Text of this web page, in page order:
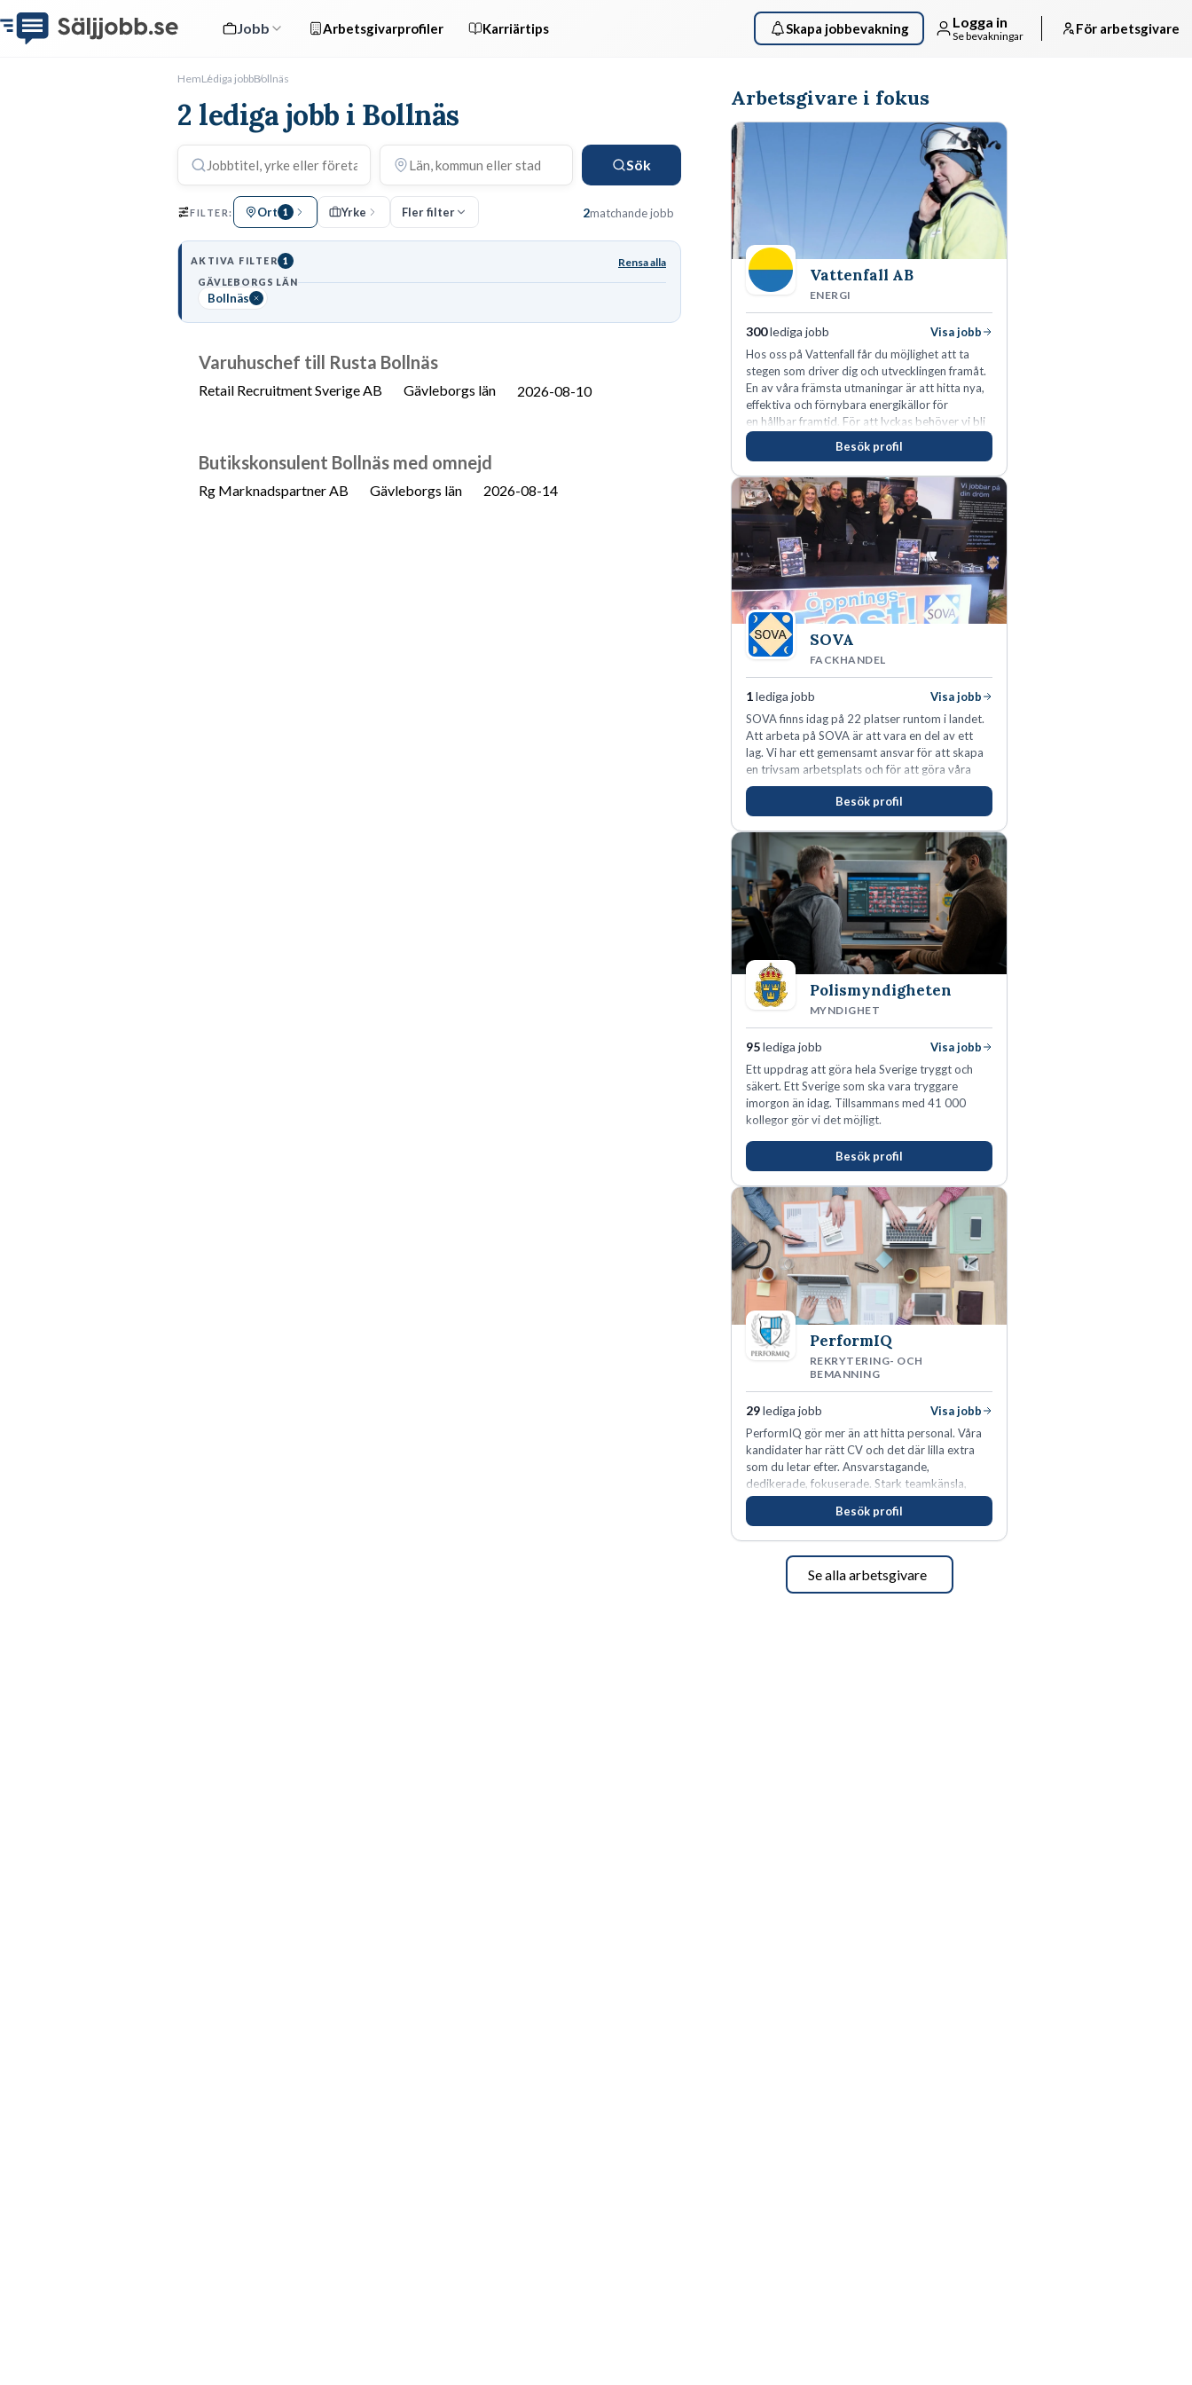
Jobb Arbetsgivarprofiler Karriärtips Skapa jobbevakning Logga in
Se bevakningar För arbetsgivare
HemLediga jobbBollnäs
2 lediga jobb i Bollnäs
Sök
FILTER: Ort 1 Yrke Fler filter 2matchande jobb
AKTIVA FILTER 1 Rensa alla
GÄVLEBORGS LÄN
Bollnäs
Varuhuschef till Rusta Bollnäs
Retail Recruitment Sverige AB Gävleborgs län 2026-08-10
Butikskonsulent Bollnäs med omnejd
Rg Marknadspartner AB Gävleborgs län 2026-08-14
Arbetsgivare i fokus
Vattenfall AB
ENERGI
300lediga jobb
Visa jobb
Hos oss på Vattenfall får du möjlighet att ta
stegen som driver dig och utvecklingen framåt.
En av våra främsta utmaningar är att hitta nya,
effektiva och förnybara energikällor för
en hållbar framtid. För att lyckas behöver vi bli
fler medarbetare som vill göra skillnad.
Besök profil
SOVA
FACKHANDEL
1lediga jobb
Visa jobb
SOVA finns idag på 22 platser runtom i landet.
Att arbeta på SOVA är att vara en del av ett
lag. Vi har ett gemensamt ansvar för att skapa
en trivsam arbetsplats och för att göra våra
kunder nöjda. Som medarbetare hos oss
förväntas du visa engagemang, öppenhet,
ansvar och respekt.
Besök profil
Polismyndigheten
MYNDIGHET
95lediga jobb
Visa jobb
Ett uppdrag att göra hela Sverige tryggt och
säkert. Ett Sverige som ska vara tryggare
imorgon än idag. Tillsammans med 41 000
kollegor gör vi det möjligt.
Besök profil
PerformIQ
REKRYTERING- OCH
BEMANNING
29lediga jobb
Visa jobb
PerformIQ gör mer än att hitta personal. Våra
kandidater har rätt CV och det där lilla extra
som du letar efter. Ansvarstagande,
dedikerade, fokuserade. Stark teamkänsla,
vinnarinstinkt och hälsomedvetna. Vi kallar det
för idrottens egenskaper.
Besök profil
Se alla arbetsgivare